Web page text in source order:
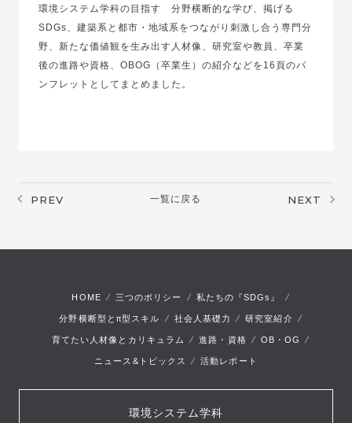
環境システム学科の目指す 分野横断的な学び、掲げる
SDGs、建築系と都市・地域系をつながり刺激し合う専門分
野、新たな価値観を生み出す人材像、研究室や教員、卒業
後の進路や資格、OBOG（卒業生）の紹介などを16頁のパ
ンフレットとしてまとめました。
PREV 一覧に戻る NEXT
HOME 三つのポリシー 私たちの『SDGs』
分野横断型と π型スキル 社会人基礎力 研究室紹介
育てたい人材像とカリキュラム 進路・資格 OB・OG
ニュース&トピックス 活動レポート
環境システム学科